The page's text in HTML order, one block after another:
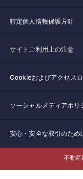
特定個人情報保護方針
サイトご利用上の注意
Cookieおよびアクセス
ソーシャルメディアポリ
安心・安全な取引のため
不動